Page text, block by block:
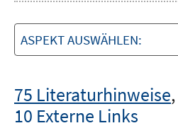
ASPEKT AUSWÄHLEN:
75 Literaturhinweise,
10 Externe Links